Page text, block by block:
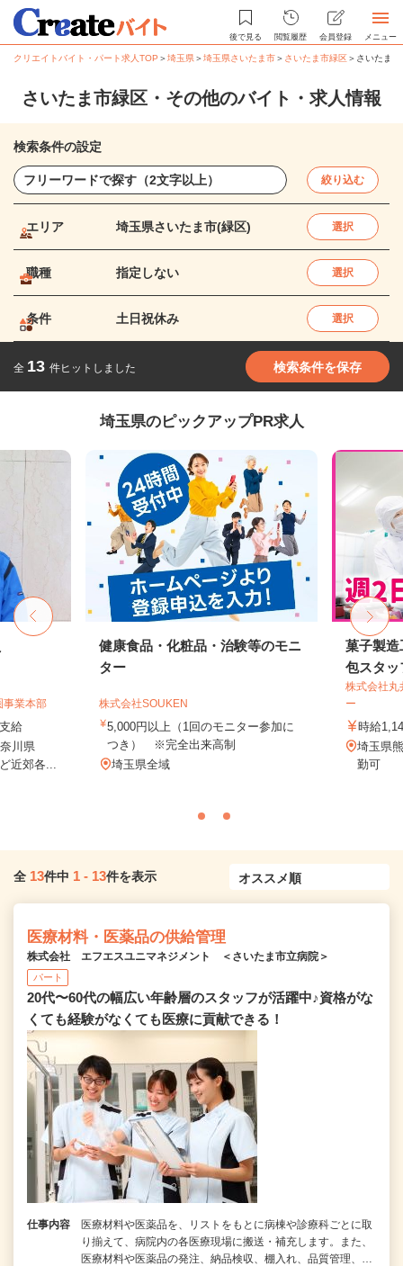
後で見る 閲覧履歴 会員登録 メニュー
クリエイトバイト・パート求人TOP ＞埼玉県＞埼玉県さいたま市＞ さいたま市緑区＞ さいたま
さいたま市緑区・その他のバイト・求人情報
検索条件の設定
絞り込む
エリア 埼玉県さいたま市(緑区) 選択
職種 指定しない 選択
条件 土日祝休み 選択
全 13 件ヒットしました 検索条件を保存
埼玉県のピックアップPR求人
業本部
給
川県
近郊各...
健康食品・化粧品・治験等のモニ
ター
株式会社SOUKEN
5,000円以上（1回のモニター参加に
つき） ※完全出来高制
埼玉県全域
菓子製造
包スタッ
株式会社
ー
時給
埼玉県
勤可
全 13件中 1 - 13件を表示
医療材料・医薬品の供給管理
株式会社 エフエスユニマネジメント ＜さいたま市立病院＞
パート
20代〜60代の幅広い年齢層のスタッフが活躍中♪資格がな
くても経験がなくても医療に貢献できる！
仕事内容
医療材料や医薬品を、リストをもとに病棟や診療科ごとに取
り揃えて、病院内の各医療現場に搬送・補充します。また、
医療材料や医薬品の発注、納品検収、棚入れ、品質管理、…